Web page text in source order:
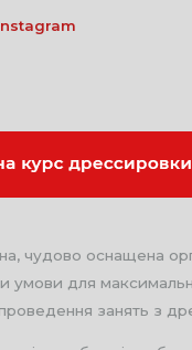
чудово оснащена
умови для
занять з